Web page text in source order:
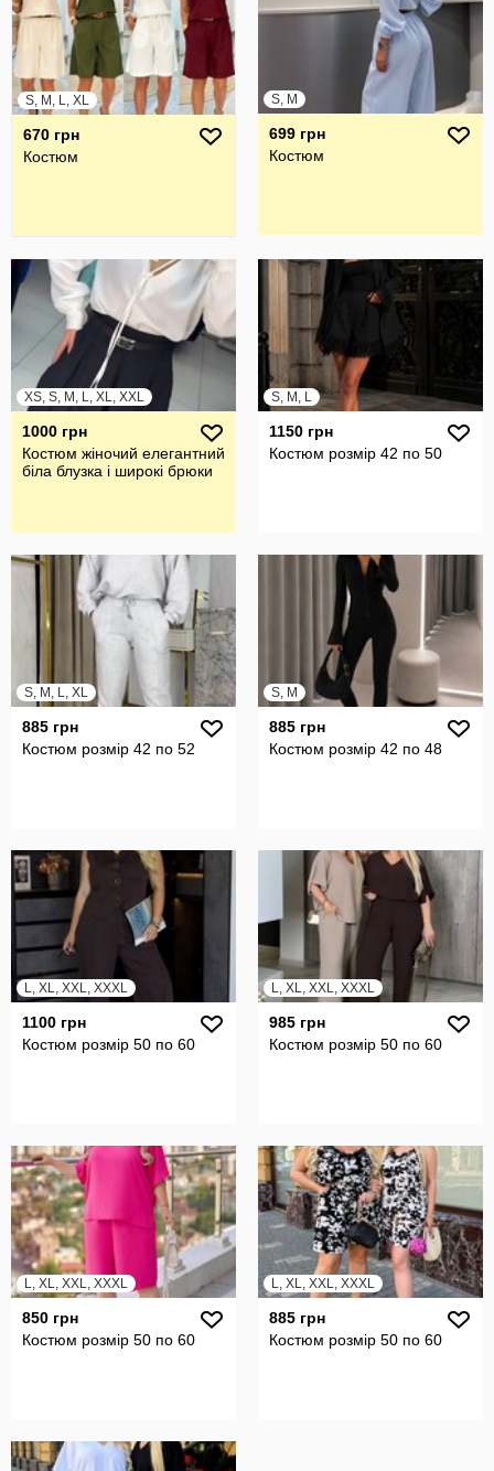
S, M, L, XL
670 грн
Костюм
S, M
699 грн
Костюм
XS, S, M, L, XL, XXL
1000 грн
Костюм жіночий елегантний
біла блузка і широкі брюки
S, M, L
1150 грн
Костюм розмір 42 по 50
S, M, L, XL
885 грн
Костюм розмір 42 по 52
S, M
885 грн
Костюм розмір 42 по 48
L, XL, XXL, XXXL
1100 грн
Костюм розмір 50 по 60
L, XL, XXL, XXXL
985 грн
Костюм розмір 50 по 60
L, XL, XXL, XXXL
850 грн
Костюм розмір 50 по 60
L, XL, XXL, XXXL
885 грн
Костюм розмір 50 по 60